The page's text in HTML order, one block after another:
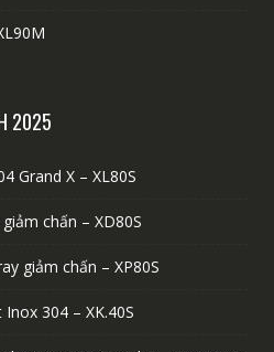
2025
Grand X – XL80S
chấn – XD80S
giảm chấn – XP80S
304 – XK.40S